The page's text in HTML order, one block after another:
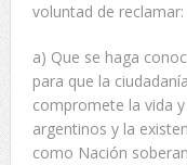
voluntad de reclamar:
a) Que se haga
para que la
compromete la vida
argentinos y la
como Nación